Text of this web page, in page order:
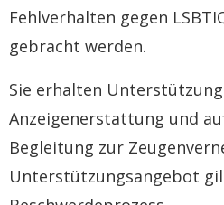
Fehlverhalten gegen
gebracht werden.
Sie erhalten
Anzeigenerstattung und
Begleitung zur
Unterstützungsangebot